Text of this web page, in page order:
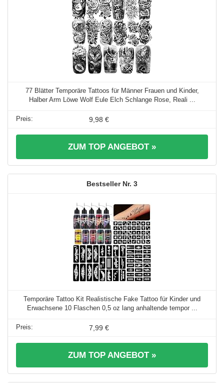
77 Blätter Temporäre Tattoos für Männer Frauen und Kinder,
Halber Arm Löwe Wolf Eule Elch Schlange Rose, Reali ...
9,98 €
ZUM TOP ANGEBOT »
3
Temporäre Tattoo Kit Realistische Fake Tattoo für Kinder und
Erwachsene 10 Flaschen 0,5 oz lang anhaltende tempor ...
7,99 €
ZUM TOP ANGEBOT »